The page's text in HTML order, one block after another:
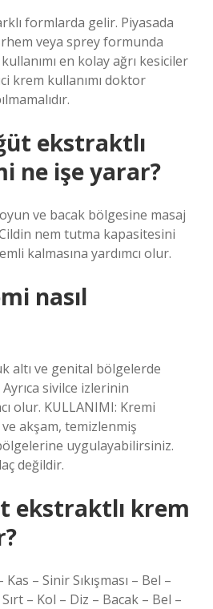
formlarda gelir. Piyasada
veya sprey formunda
en kolay ağrı kesiciler
krem ​​kullanımı doktor
ekstraktlı
ne işe yarar?
ve bacak bölgesine masaj
nem tutma kapasitesini
kalmasına yardımcı olur.
nasıl
altı ve genital bölgelerde
sivilce izlerinin
olur. KULLANIMI: Kremi
akşam, temizlenmiş
uygulayabilirsiniz.
değildir.
ekstraktlı krem
– Sinir Sıkışması – Bel –
– Kol – Diz – Bacak – Bel –